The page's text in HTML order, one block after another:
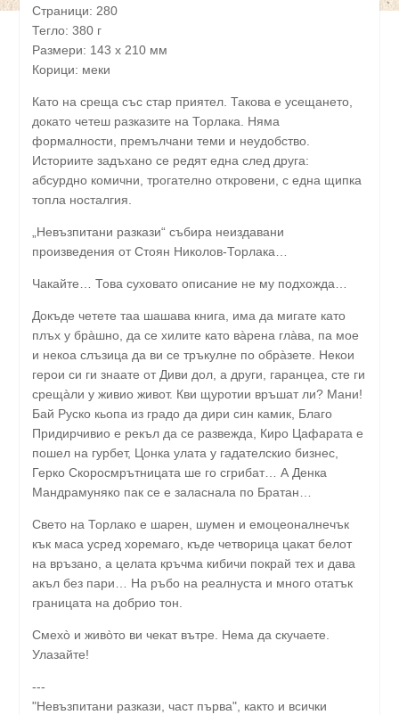
Страници: 280
Тегло: 380 г
Размери: 143 x 210 мм
Корици: меки
Като на среща със стар приятел. Такова е усещането,
докато четеш разказите на Торлака. Няма
формалности, премълчани теми и неудобство.
Историите задъхано се редят една след друга:
абсурдно комични, трогателно откровени, с една щипка
топла носталгия.
„Невъзпитани разкази“ събира неиздавани
произведения от Стоян Николов-Торлака…
Чакайте… Това суховато описание не му подхожда…
Докъде четете таа шашава книга, има да мигате като
плъх у брàшно, да се хилите като вàрена глàва, па мое
и некоа слъзица да ви се тръкулне по обрàзете. Некои
герои си ги знаате от Диви дол, а други, гаранцеа, сте ги
срещàли у живио живот. Кви щуротии връшат ли? Мани!
Бай Руско кьопа из градо да дири син камик, Благо
Придирчивио е рекъл да се развежда, Киро Цафарата е
пошел на гурбет, Цонка улата у гадателскио бизнес,
Герко Скоросмрътницата ше го сгрибат… А Денка
Мандрамуняко пак се е заласнала по Братан…
Свето на Торлако е шарен, шумен и емоцеоналнечък
кък маса усред хоремаго, къде четворица цакат белот
на връзано, а целата кръчма кибичи покрай тех и дава
акъл без пари… На ръбо на реалнуста и много отатък
границата на добрио тон.
Смехò и живòтo ви чекат вътре. Нема да скучаете.
Улазайте!
---
"Невъзпитани разкази, част първа", както и всички